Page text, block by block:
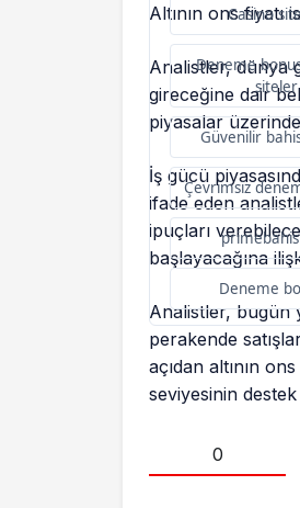
Casino
Deneme
siteler
Güvenilir
Çevrimsiz
Deneme
Altının ons
Analistler, dünya
gireceğine dair
piyasalar
İş gücü
ifade eden
ipuçları
başlayacağına
Analistler, bugün
perakende
açıdan altının
seviyesinin
0